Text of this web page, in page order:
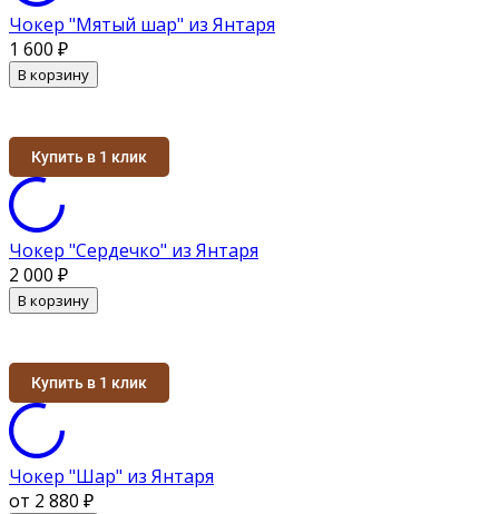
Чокер "Мятый шар" из Янтаря
1 600 ₽
В корзину
Купить в 1 клик
Чокер "Сердечко" из Янтаря
2 000 ₽
В корзину
Купить в 1 клик
Чокер "Шар" из Янтаря
от 2 880 ₽